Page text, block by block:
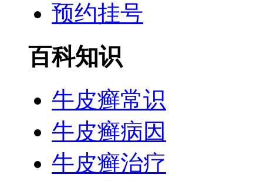
预约挂号
百科知识
牛皮癣常识
牛皮癣病因
牛皮癣治疗